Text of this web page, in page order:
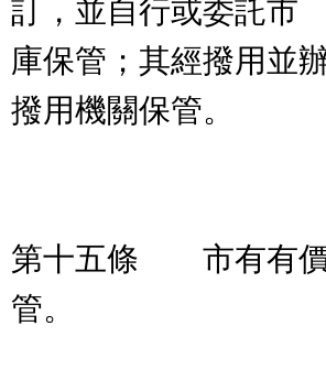
訂，並自行或委託市
庫保管；其經撥用並
撥用機關保管。
第十五條 市有有價
管。